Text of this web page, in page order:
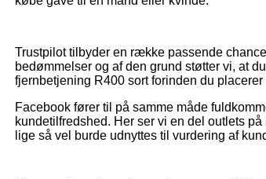
Trustpilot tilbyder en række passende
bedømmelser og af den grund støtter vi, at
fjernbetjening R400 sort forinden du placerer
Facebook fører til på samme måde
kundetilfredshed. Her ser vi en del outlets
lige så vel burde udnyttes til vurdering af